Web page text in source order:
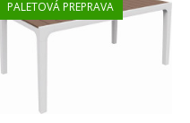
PALETOVÁ PREPRAVA